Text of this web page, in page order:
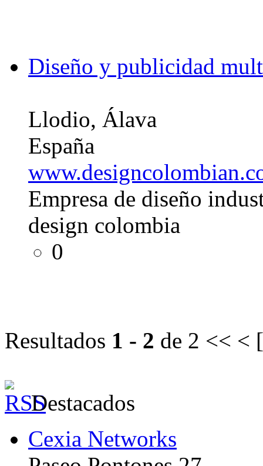
Diseño y publicidad
Llodio, Álava
España
Empresa de diseño
design colombia
0
Resultados 1 - 2 de 2 << < [
Destacados
Cexia Networks